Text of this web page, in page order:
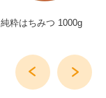
純粋はちみつ 1000g